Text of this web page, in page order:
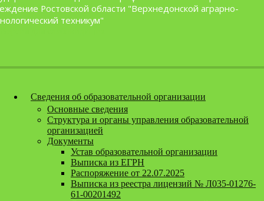
Перейти к содержанию
Ростовской области "Верхнедонской аграрно-
техникум"
Сведения об образовательной организации
Основные сведения
Структура и органы управления образовательной
организацией
Документы
Устав образовательной организации
Выписка из ЕГРН
Распоряжение от 22.07.2025
Выписка из реестра лицензий № Л035-01276-
61-00201492